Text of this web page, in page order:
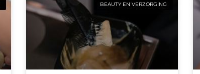
BEAUTY EN VERZORGING